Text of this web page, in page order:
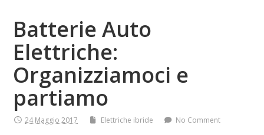
Batterie Auto
Elettriche:
Organizziamoci e
partiamo
24 Maggio 2017 Elettriche ibride No Comment